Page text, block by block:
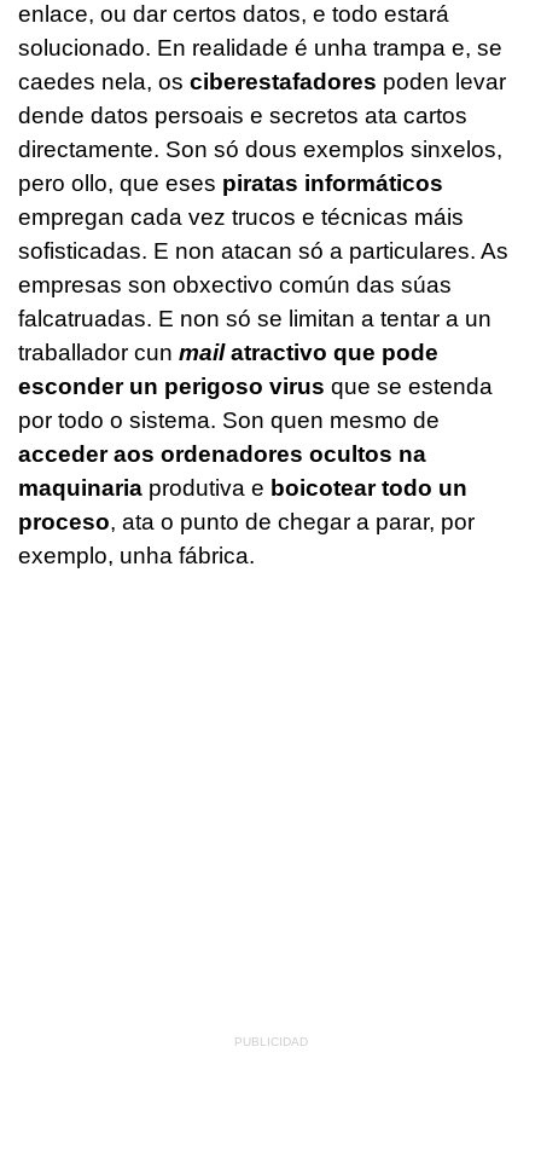
enlace, ou dar certos datos, e todo estará
solucionado. En realidade é unha trampa e, se
caedes nela, os ciberestafadores poden levar
dende datos persoais e secretos ata cartos
directamente. Son só dous exemplos sinxelos,
pero ollo, que eses piratas informáticos
empregan cada vez trucos e técnicas máis
sofisticadas. E non atacan só a particulares. As
empresas son obxectivo común das súas
falcatruadas. E non só se limitan a tentar a un
traballador cun mailatractivo que pode
esconder un perigoso virus que se estenda
por todo o sistema. Son quen mesmo de
acceder aos ordenadores ocultos na
maquinaria produtiva e boicotear todo un
proceso, ata o punto de chegar a parar, por
exemplo, unha fábrica.